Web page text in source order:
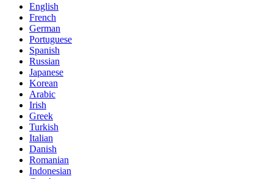
English
French
German
Portuguese
Spanish
Russian
Japanese
Korean
Arabic
Irish
Greek
Turkish
Italian
Danish
Romanian
Indonesian